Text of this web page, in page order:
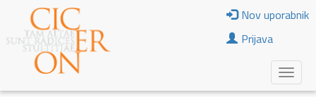
Nov uporabnik
Prijava